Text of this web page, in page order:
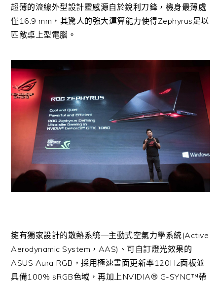
超薄的流線外型設計靈感源自於銳利刀鋒，機身最薄處
僅16.9 mm，其驚人的強大運算能力使得Zephyrus足以
匹敵桌上型電腦。
擁有獨家設計的散熱系統—主動式空氣力學系統(Active
Aerodynamic System，AAS)、可自訂燈光效果的
ASUS Aura RGB，採用極速畫面更新率120Hz面板並
具備100% sRGB色域，再加上NVIDIA® G-SYNC™帶